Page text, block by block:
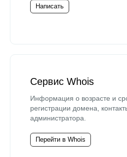
Написать
Сервис Whois
Информация о возрасте и
регистрации домена,
администратора.
Перейти в Whois